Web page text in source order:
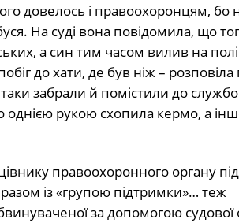
довелось і правоохоронцям, бо
На суді вона повідомила, що
а син тим часом вилив на
до хати, де був ніж – розповіла
забрали й помістили до
однією рукою схопила кермо, а
правоохоронного органу під
із «групою підтримки»… теж
за допомогою